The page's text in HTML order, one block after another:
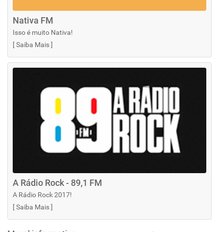
Nativa FM
Isso é muito Nativa!
[Saiba Mais]
A Rádio Rock - 89,1 FM
A Rádio Rock 2017!
[Saiba Mais]